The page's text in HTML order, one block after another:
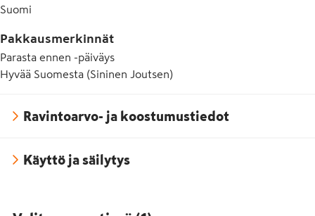
Suomi
Pakkausmerkinnät
Parasta ennen -päiväys
Hyvää Suomesta (Sininen Joutsen)
Ravintoarvo- ja koostumustiedot
Käyttö ja säilytys